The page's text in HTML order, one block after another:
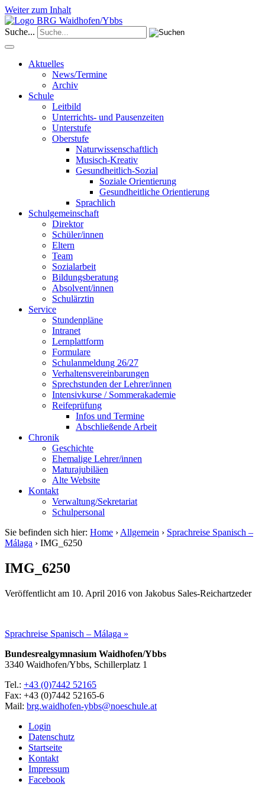
Weiter zum Inhalt
Suche...
Aktuelles
News/Termine
Archiv
Schule
Leitbild
Unterrichts- und Pausenzeiten
Unterstufe
Oberstufe
Naturwissenschaftlich
Musisch-Kreativ
Gesundheitlich-Sozial
Soziale Orientierung
Gesundheitliche Orientierung
Sprachlich
Schulgemeinschaft
Direktor
Schüler/innen
Eltern
Team
Sozialarbeit
Bildungsberatung
Absolvent/innen
Schulärztin
Service
Stundenpläne
Intranet
Lernplattform
Formulare
Schulanmeldung 26/27
Verhaltensvereinbarungen
Sprechstunden der Lehrer/innen
Intensivkurse / Sommerakademie
Reifeprüfung
Infos und Termine
Abschließende Arbeit
Chronik
Geschichte
Ehemalige Lehrer/innen
Maturajubiläen
Alte Website
Kontakt
Verwaltung/Sekretariat
Schulpersonal
Sie befinden sich hier: Home › Allgemein › Sprachreise Spanisch –
Málaga › IMG_6250
IMG_6250
Veröffentlicht am 10. April 2016 von Jakobus Sales-Reichartzeder
Sprachreise Spanisch – Málaga »
Bundesrealgymnasium Waidhofen/Ybbs
3340 Waidhofen/Ybbs, Schillerplatz 1
Tel.: +43 (0)7442 52165
Fax: +43 (0)7442 52165-6
Mail: brg.waidhofen-ybbs@noeschule.at
Login
Datenschutz
Startseite
Kontakt
Impressum
Facebook